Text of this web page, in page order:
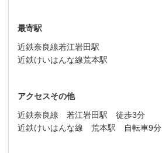
最寄駅
近鉄奈良線若江岩田駅
近鉄けいはんな線荒本駅
アクセスその他
近鉄奈良線 若江岩田駅 徒歩3分
近鉄けいはんな線 荒本駅 自転車9分